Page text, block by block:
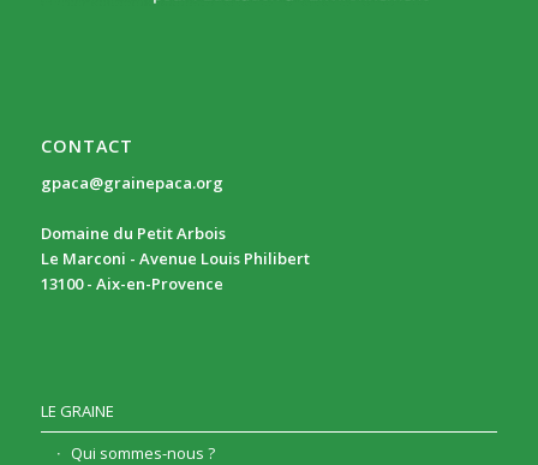
CONTACT
gpaca@grainepaca.org
Domaine du Petit Arbois
Le Marconi - Avenue Louis Philibert
13100 - Aix-en-Provence
LE GRAINE
Qui sommes-nous ?